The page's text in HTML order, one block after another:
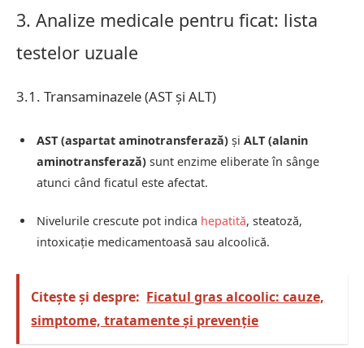
3. Analize medicale pentru ficat: lista
testelor uzuale
3.1. Transaminazele (AST și ALT)
AST (aspartat aminotransferază) și ALT (alanin
aminotransferază) sunt enzime eliberate în sânge
atunci când ficatul este afectat.
Nivelurile crescute pot indica hepatită, steatoză,
intoxicație medicamentoasă sau alcoolică.
Citește și despre: Ficatul gras alcoolic: cauze,
simptome, tratamente și prevenție